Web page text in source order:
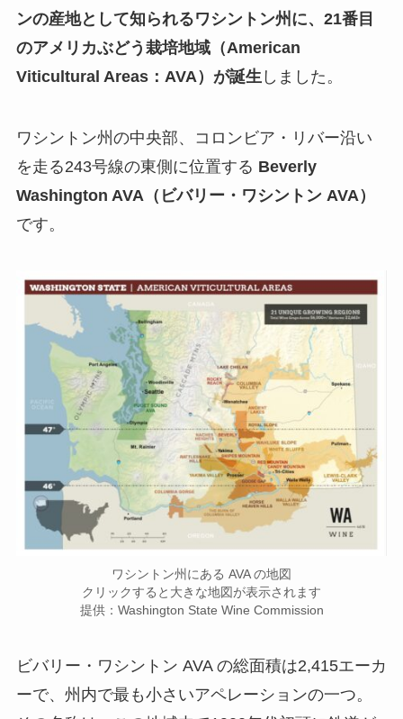
ンの産地として知られるワシントン州に、21番目
のアメリカぶどう栽培地域（American
Viticultural Areas：AVA）が誕生 しました。
ワシントン州の中央部、コロンビア・リバー沿い
を走る243号線の東側に位置する Beverly
Washington AVA（ビバリー・ワシントン AVA）
です。
ワシントン州にある AVA の地図
クリックすると大きな地図が表示されます
提供：Washington State Wine Commission
ビバリー・ワシントン AVA の総面積は2,415エーカ
ーで、州内で最も小さいアペレーションの一つ。